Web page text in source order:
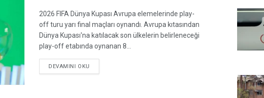
2026 FIFA Dünya Kupası Avrupa elemelerinde play-
off turu yarı final maçları oynandı. Avrupa kıtasından
Dünya Kupası'na katılacak son ülkelerin belirleneceği
play-off etabında oynanan 8...
DEVAMINI OKU